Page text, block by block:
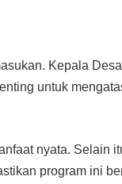
Kepala
untuk
nyata. Selain
program ini